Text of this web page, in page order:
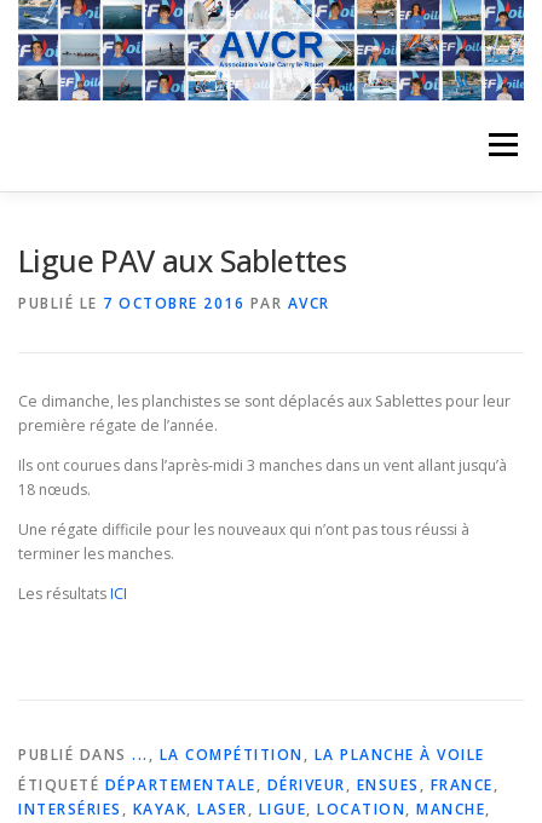
Aller
contenu
Menu
REGATES ALBUMS PHOTO
Ligue PAV aux Sablettes
PUBLIÉ LE 7 OCTOBRE 2016 PAR AVCR
Ce dimanche, les planchistes se sont déplacés aux Sablettes pour leur
première régate de l’année.
Ils ont courues dans l’après-midi 3 manches dans un vent allant jusqu’à
18 nœuds.
Une régate difficile pour les nouveaux qui n’ont pas tous réussi à
terminer les manches.
Les résultatsICI
PUBLIÉ DANS ... , LA COMPÉTITION, LA PLANCHE À VOILE
ÉTIQUETÉ DÉPARTEMENTALE, DÉRIVEUR, ENSUES , FRANCE,
INTERSÉRIES , KAYAK, LASER, LIGUE, LOCATION, MANCHE,